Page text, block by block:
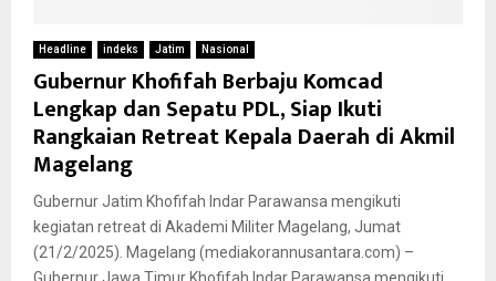
Headline indeks Jatim Nasional
Gubernur Khofifah Berbaju Komcad
Lengkap dan Sepatu PDL, Siap Ikuti
Rangkaian Retreat Kepala Daerah di Akmil
Magelang
Gubernur Jatim Khofifah Indar Parawansa mengikuti
kegiatan retreat di Akademi Militer Magelang, Jumat
(21/2/2025). Magelang (mediakorannusantara.com) –